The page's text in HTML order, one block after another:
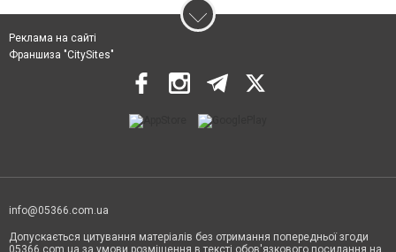
Реклама на сайті
Франшиза "CitySites"
info@05366.com.ua
Допускається цитування матеріалів без отримання попередньої згоди
05366.com.ua за умови розміщення в тексті обов'язкового посилання на